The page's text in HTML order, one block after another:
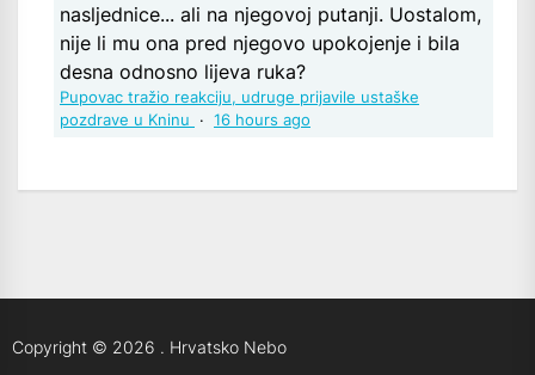
nasljednice... ali na njegovoj putanji. Uostalom,
nije li mu ona pred njegovo upokojenje i bila
desna odnosno lijeva ruka?
Pupovac tražio reakciju, udruge prijavile ustaške
pozdrave u Kninu
· 16 hours ago
Copyright © 2026 . Hrvatsko Nebo